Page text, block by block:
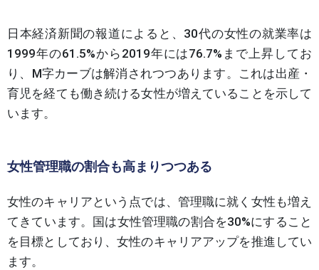
日本経済新聞の報道によると、30代の女性の就業率は
1999年の61.5%から2019年には76.7%まで上昇してお
り、M字カーブは解消されつつあります。これは出産・
育児を経ても働き続ける女性が増えていることを示して
います。
女性管理職の割合も高まりつつある
女性のキャリアという点では、管理職に就く女性も増え
てきています。国は女性管理職の割合を30%にすること
を目標としており、女性のキャリアアップを推進してい
ます。